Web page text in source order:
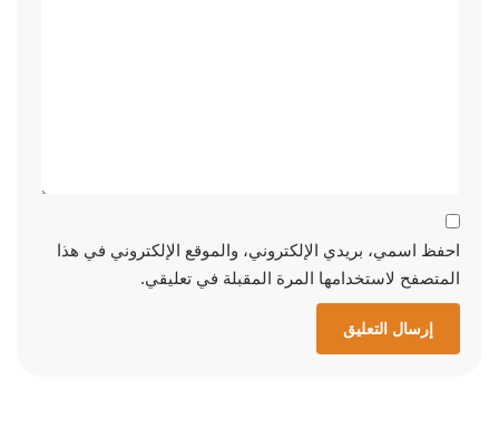
احفظ اسمي، بريدي الإلكتروني، والموقع الإلكتروني في هذا
المتصفح لاستخدامها المرة المقبلة في تعليقي.